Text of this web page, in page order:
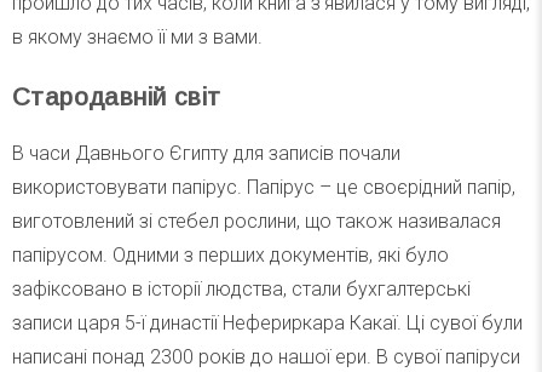
в якому знаємо її ми з вами.
Стародавній світ
В часи Давнього Єгипту для записів почали
використовувати папірус. Папірус – це своєрідний папір,
виготовлений зі стебел рослини, що також називалася
папірусом. Одними з перших документів, які було
зафіксовано в історії людства, стали бухгалтерські
записи царя 5-ї династії Нефериркара Какаї. Ці сувої були
написані понад 2300 років до нашої ери. В сувої папіруси